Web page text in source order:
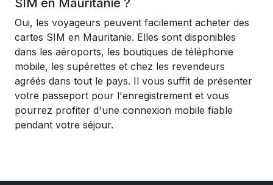
SIM en Mauritanie ?
Oui, les voyageurs peuvent facilement acheter des
cartes SIM en Mauritanie. Elles sont disponibles
dans les aéroports, les boutiques de téléphonie
mobile, les supérettes et chez les revendeurs
agréés dans tout le pays. Il vous suffit de présenter
votre passeport pour l'enregistrement et vous
pourrez profiter d'une connexion mobile fiable
pendant votre séjour.